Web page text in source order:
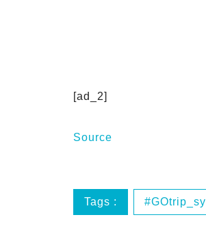
[ad_2]
Source
Tags : GOtrip_sy